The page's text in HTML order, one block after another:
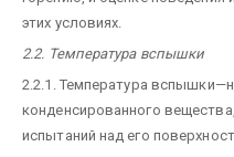
этих условиях.
2.2. Температура вспышки
2.2.1. Температура
конденсированного
испытаний над его